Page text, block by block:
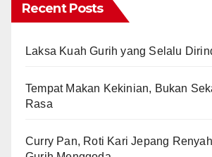
Recent Posts
Laksa Kuah Gurih yang Selalu
Tempat Makan Kekinian, Bukan
Rasa
Curry Pan, Roti Kari Jepang